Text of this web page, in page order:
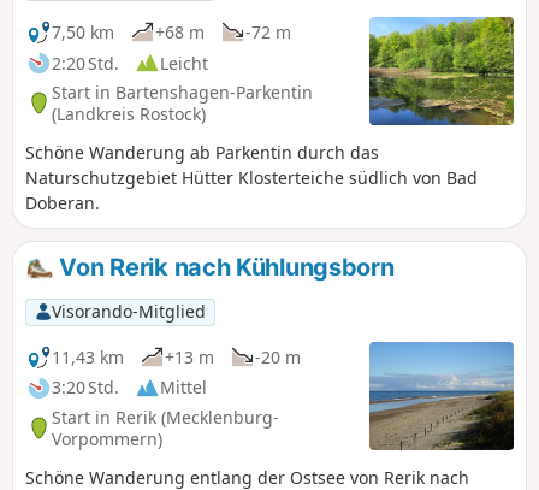
7,50 km
+68 m
-72 m
2:20 Std.
Leicht
Start in Bartenshagen-Parkentin
(Landkreis Rostock)
Schöne Wanderung ab Parkentin durch das
Naturschutzgebiet Hütter Klosterteiche südlich von Bad
Doberan.
Von Rerik nach Kühlungsborn
Visorando-Mitglied
11,43 km
+13 m
-20 m
3:20 Std.
Mittel
Start in Rerik (Mecklenburg-
Vorpommern)
Schöne Wanderung entlang der Ostsee von Rerik nach